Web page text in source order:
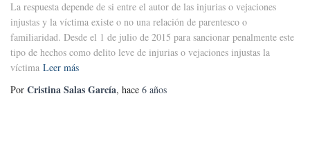
La respuesta depende de si entre el autor de las injurias o vejaciones
injustas y la víctima existe o no una relación de parentesco o
familiaridad. Desde el 1 de julio de 2015 para sancionar penalmente este
tipo de hechos como delito leve de injurias o vejaciones injustas la
víctima Leer más
Por Cristina Salas García, hace 6 años